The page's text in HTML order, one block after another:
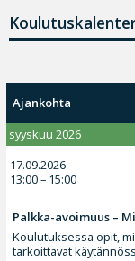
Ajankohta
syyskuu 2026
17.09.2026
13:00 – 15:00
Palkka-avoimuus –
Koulutuksessa opit,
tarkoittavat